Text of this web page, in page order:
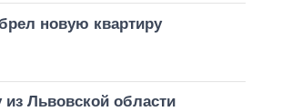
новую квартиру
Львовской области